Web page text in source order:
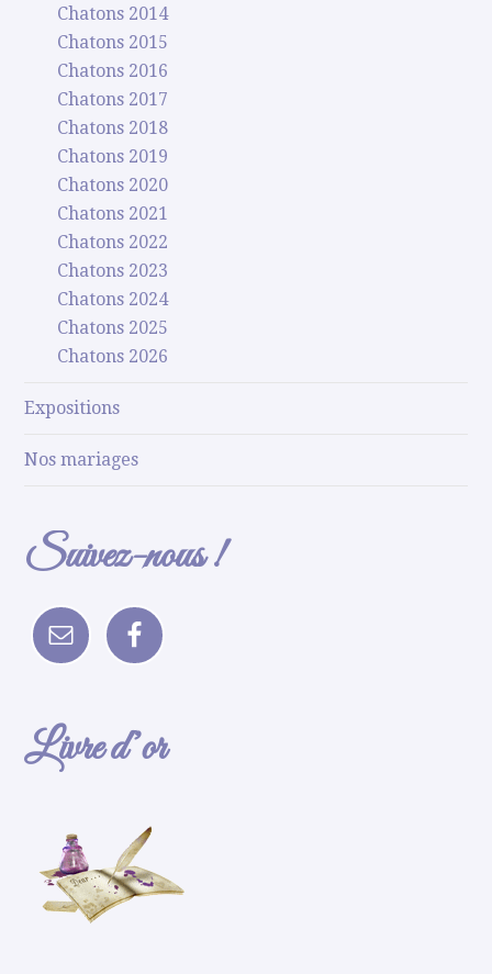
Chatons 2014
Chatons 2015
Chatons 2016
Chatons 2017
Chatons 2018
Chatons 2019
Chatons 2020
Chatons 2021
Chatons 2022
Chatons 2023
Chatons 2024
Chatons 2025
Chatons 2026
Expositions
Nos mariages
Suivez-nous !
Livre d’or